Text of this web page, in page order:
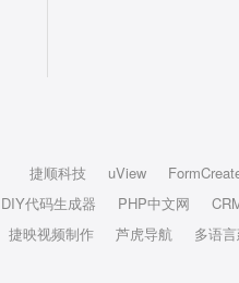
捷顺科技 uView
DIY代码生成器 PHP中文网
捷映视频制作 芦虎导航 多语